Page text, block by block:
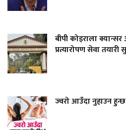
बीपी कोइराला
प्रत्यारोपण सेवा तयारी
ज्वरो आउँदा नुहाउन